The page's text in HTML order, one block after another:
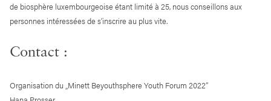
de biosphère luxembourgeoise étant limité à 25, nous conseillons aux
personnes intéressées de s’inscrire au plus vite.
Contact :
Organisation du „Minett Beyouthsphere Youth Forum 2022”